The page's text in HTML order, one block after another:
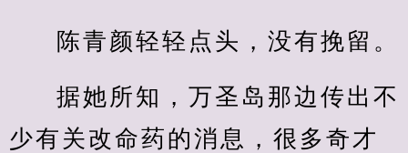
陈青颜轻轻点头，没有挽留。
据她所知，万圣岛那边传出不
少有关改命药的消息，很多奇才